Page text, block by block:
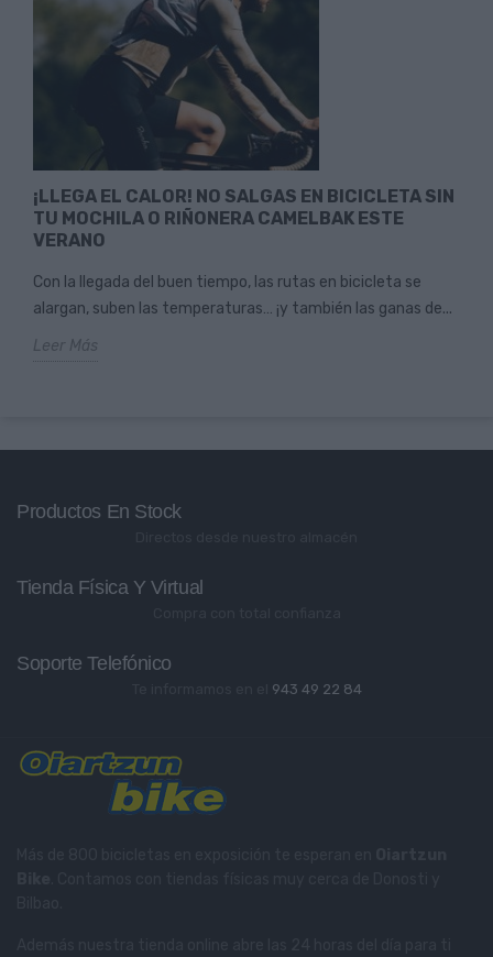
¡LLEGA EL CALOR! NO SALGAS EN BICICLETA SIN
TU MOCHILA O RIÑONERA CAMELBAK ESTE
VERANO
Con la llegada del buen tiempo, las rutas en bicicleta se
alargan, suben las temperaturas… ¡y también las ganas de...
Leer Más
Productos En Stock
Tienda Física Y Virtual
Soporte Telefónico
943 49 22 84